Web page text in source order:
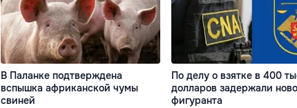
В Паланке подтверждена
вспышка африканской чумы
свиней
По делу о взятке в 400
долларов задержали
фигуранта